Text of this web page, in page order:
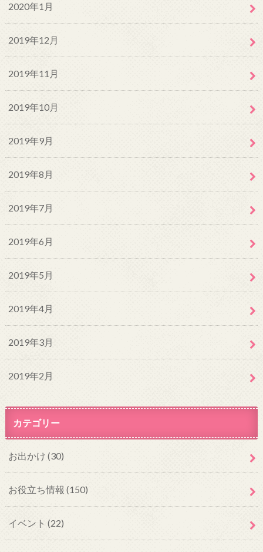
2020年1月
2019年12月
2019年11月
2019年10月
2019年9月
2019年8月
2019年7月
2019年6月
2019年5月
2019年4月
2019年3月
2019年2月
カテゴリー
お出かけ (30)
お役立ち情報 (150)
イベント (22)